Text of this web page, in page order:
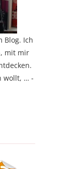
Blog. Ich
mit mir
wollt, … -